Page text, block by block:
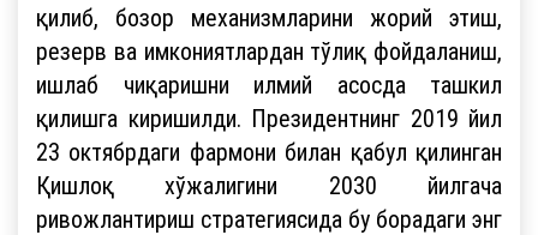
қилиб, бозор механизмларини жорий этиш,
резерв ва имкониятлардан тўлиқ фойдаланиш,
ишлаб чиқаришни илмий асосда ташкил
қилишга киришилди. Президентнинг 2019 йил
23 октябрдаги фармони билан қабул қилинган
Қишлоқ хўжалигини 2030 йилгача
ривожлантириш стратегиясида бу борадаги энг